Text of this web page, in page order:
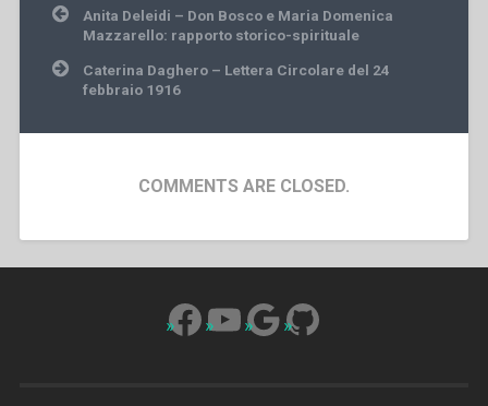
Post
navigation
Anita Deleidi – Don Bosco e Maria Domenica
Mazzarello: rapporto storico-spirituale
Caterina Daghero – Lettera Circolare del 24
febbraio 1916
COMMENTS ARE CLOSED.
Facebook
YouTube
Google
GitHub